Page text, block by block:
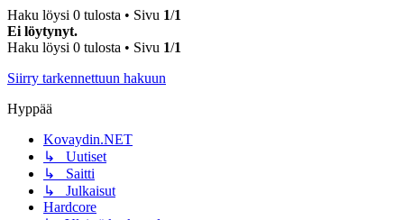
Haku löysi 0 tulosta • Sivu 1/1
Ei löytynyt.
Haku löysi 0 tulosta • Sivu 1/1
Siirry tarkennettuun hakuun
Hyppää
Kovaydin.NET
↳ Uutiset
↳ Saitti
↳ Julkaisut
Hardcore